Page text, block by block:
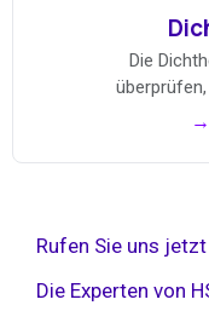
Die
Rufen Sie uns jetzt
Die Experten von